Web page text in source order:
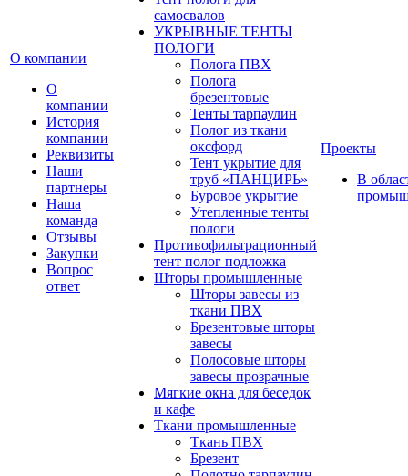
О компании
О
компании
История
компании
Реквизиты
Наши
партнеры
Наша
команда
Отзывы
Закупки
Вопрос
ответ
самосвалов
УКРЫВНЫЕ ТЕНТЫ
ПОЛОГИ
Полога ПВХ
Полога
брезентовые
Тенты тарпаулин
Полог из ткани
оксфорд
Тент укрытие для
труб «ПАНЦИРЬ»
Буровое укрытие
Утепленные тенты
пологи
Противофильтрационный
тент полог подложка
Шторы промышленные
Шторы завесы из
ткани ПВХ
Брезентовые шторы
завесы
Полосовые шторы
завесы прозрачные
Мягкие окна для беседок
и кафе
Ткани промышленные
Ткань ПВХ
Брезент
Проекты
В